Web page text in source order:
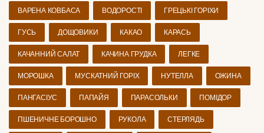
ВАРЕНА КОВБАСА ВОДОРОСТІ ГРЕЦЬКІ ГОРІХИ
ГУСЬ ДОЩОВИКИ КАКАО КАРАСЬ
КАЧАННИЙ САЛАТ КАЧИНА ГРУДКА ЛЕГКЕ
МОРОШКА МУСКАТНИЙ ГОРІХ НУТЕЛЛА ОЖИНА
ПАНГАСІУС ПАПАЙЯ ПАРАСОЛЬКИ ПОМІДОР
ПШЕНИЧНЕ БОРОШНО РУКОЛА СТЕРЛЯДЬ